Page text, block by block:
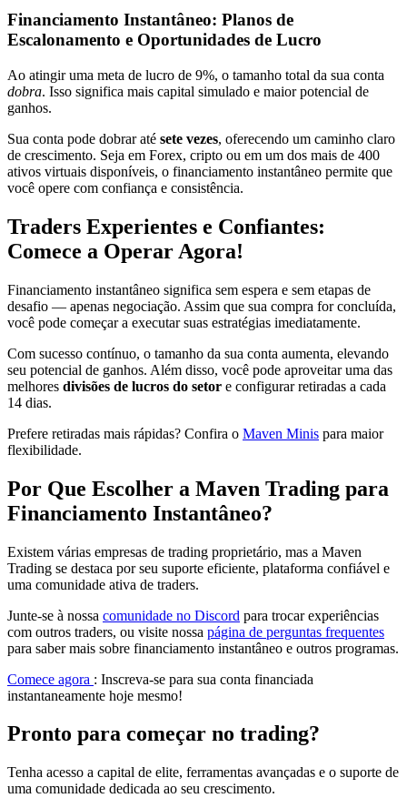
Financiamento Instantâneo: Planos de
Escalonamento e Oportunidades de Lucro
Ao atingir uma meta de lucro de 9%, o tamanho total da sua conta
dobra. Isso significa mais capital simulado e maior potencial de
ganhos.
Sua conta pode dobrar até sete vezes, oferecendo um caminho claro
de crescimento. Seja em Forex, cripto ou em um dos mais de 400
ativos virtuais disponíveis, o financiamento instantâneo permite que
você opere com confiança e consistência.
Traders Experientes e Confiantes:
Comece a Operar Agora!
Financiamento instantâneo significa sem espera e sem etapas de
desafio — apenas negociação. Assim que sua compra for concluída,
você pode começar a executar suas estratégias imediatamente.
Com sucesso contínuo, o tamanho da sua conta aumenta, elevando
seu potencial de ganhos. Além disso, você pode aproveitar uma das
melhores divisões de lucros do setor e configurar retiradas a cada
14 dias.
Prefere retiradas mais rápidas? Confira o Maven Minis para maior
flexibilidade.
Por Que Escolher a Maven Trading para
Financiamento Instantâneo?
Existem várias empresas de trading proprietário, mas a Maven
Trading se destaca por seu suporte eficiente, plataforma confiável e
uma comunidade ativa de traders.
Junte-se à nossa comunidade no Discord para trocar experiências
com outros traders, ou visite nossa página de perguntas frequentes
para saber mais sobre financiamento instantâneo e outros programas.
Comece agora : Inscreva-se para sua conta financiada
instantaneamente hoje mesmo!
Pronto para começar no trading?
Tenha acesso a capital de elite, ferramentas avançadas e o suporte de
uma comunidade dedicada ao seu crescimento.